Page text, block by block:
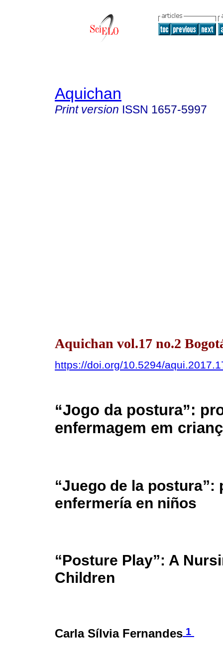
Aquichan
Print version ISSN 1657-5997
Aquichan vol.17 no.2
https://doi.org/10.5294/
“Jogo da postura”:
enfermagem em
“Juego de la
enfermería en niños
“Posture Play”: A
Children
Carla Sílvia Fernandes 1